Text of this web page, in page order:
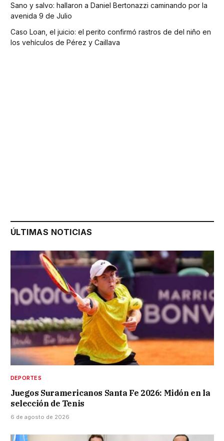
Sano y salvo: hallaron a Daniel Bertonazzi caminando por la
avenida 9 de Julio
Caso Loan, el juicio: el perito confirmó rastros de del niño en
los vehículos de Pérez y Caillava
ÚLTIMAS NOTICIAS
DEPORTES
Juegos Suramericanos Santa Fe 2026: Midón en la
selección de Tenis
6 de agosto de 2026